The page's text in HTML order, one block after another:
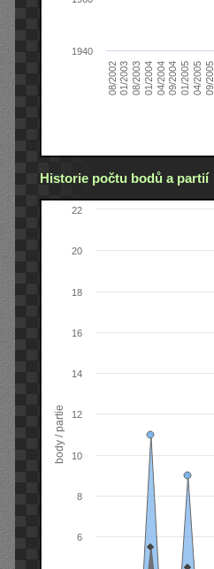
08/200201/200308/200301/200404/200409/200401/200504/200509/2005
1940
Historie počtu bodů a partií
body / partie
6
8
10
12
14
16
18
20
22